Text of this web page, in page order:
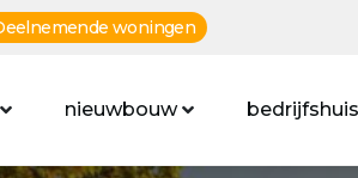
woningen
nieuwbouw